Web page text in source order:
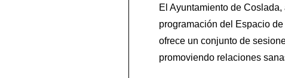
El Ayuntamiento de
programación del Espacio
ofrece un conjunto de
promoviendo relaciones